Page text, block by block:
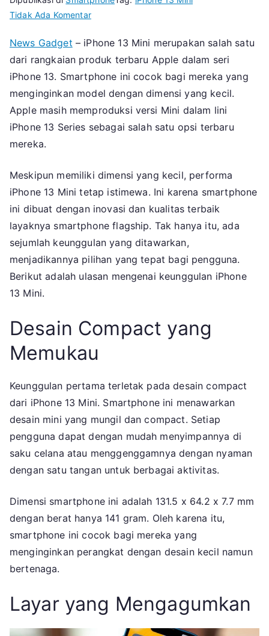
Tidak Ada Komentarpada
13
Mini,
Si
Mungil
Dengan
Performa
Yang
News Gadget – iPhone 13 Mini merupakan salah satu
dari rangkaian produk terbaru Apple dalam seri
iPhone 13. Smartphone ini cocok bagi mereka yang
menginginkan model dengan dimensi yang kecil.
Apple masih memproduksi versi Mini dalam lini
iPhone 13 Series sebagai salah satu opsi terbaru
mereka.
Meskipun memiliki dimensi yang kecil, performa
iPhone 13 Mini tetap istimewa. Ini karena smartphone
ini dibuat dengan inovasi dan kualitas terbaik
layaknya smartphone flagship. Tak hanya itu, ada
sejumlah keunggulan yang ditawarkan,
menjadikannya pilihan yang tepat bagi pengguna.
Berikut adalah ulasan mengenai keunggulan iPhone
13 Mini.
Desain Compact yang
Memukau
Keunggulan pertama terletak pada desain compact
dari iPhone 13 Mini. Smartphone ini menawarkan
desain mini yang mungil dan compact. Setiap
pengguna dapat dengan mudah menyimpannya di
saku celana atau menggenggamnya dengan nyaman
dengan satu tangan untuk berbagai aktivitas.
Dimensi smartphone ini adalah 131.5 x 64.2 x 7.7 mm
dengan berat hanya 141 gram. Oleh karena itu,
smartphone ini cocok bagi mereka yang
menginginkan perangkat dengan desain kecil namun
bertenaga.
Layar yang Mengagumkan